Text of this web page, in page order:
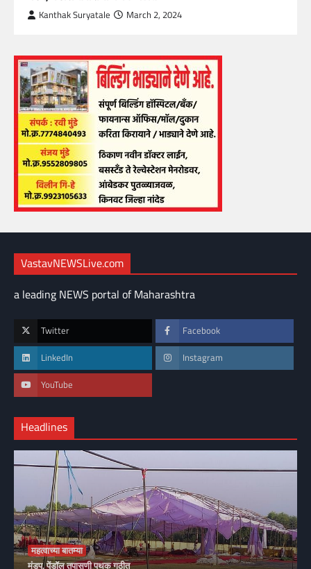
Kanthak Suryatale March 2, 2024
VastavNEWSLive.com
a leading NEWS portal of Maharashtra
Twitter Facebook
LinkedIn Instagram
YouTube
Headlines
महत्वाच्या बातम्या
मंडप, पेंडॉल तपासणी पथक गठीत